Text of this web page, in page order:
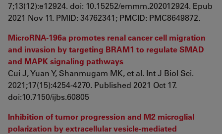
7;13(12):e12924. doi: 10.15252/emmm.202012924. Epub
2021 Nov 11. PMID: 34762341; PMCID: PMC8649872.
MicroRNA-196a promotes renal cancer cell migration
and invasion by targeting BRAM1 to regulate SMAD
and MAPK signaling pathways
Cui J, Yuan Y, Shanmugam MK, et al. Int J Biol Sci.
2021;17(15):4254-4270. Published 2021 Oct 17.
doi:10.7150/ijbs.60805
Inhibition of tumor progression and M2 microglial
polarization by extracellular vesicle-mediated